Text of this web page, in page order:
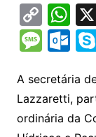
C
o
p
y
Li
n
W
h
at
s
A
p
M
s
s
a
O
lo
o
k.
A secretária
Lazzaretti,
ordinária da